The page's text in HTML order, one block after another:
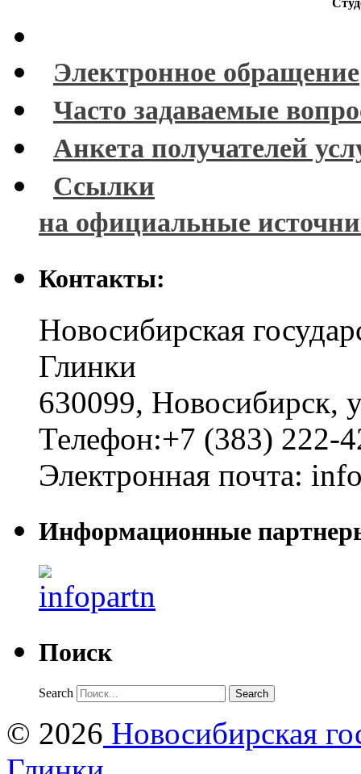
Электронное обращение
Часто задаваемые
Анкета получателей
Ссылки
на официальные
Контакты:
Новосибирская
Глинки
630099, Новосибирск,
Телефон:+7 (383) 222-
Электронная почта:
Информационные
Поиск
Search
© 2026 Новосибирская